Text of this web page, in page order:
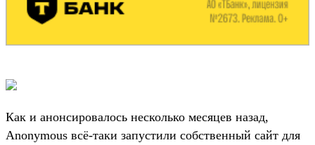
Как и анонсировалось несколько месяцев назад,
Anonymous всё-таки запустили собственный сайт для